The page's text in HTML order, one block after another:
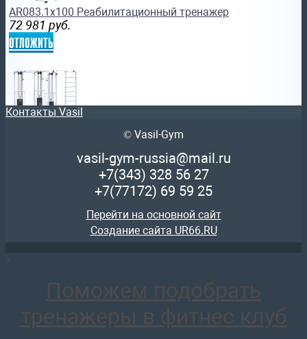
AR083.1х100 Реабилитационный тренажер
72 981 руб.
отложить
AR087.3х2400 Биотонус-3+шведская стенка (стек 3х75кг)
отложить
Контакты Vasil
© Vasil-Gym
vasil-gym-russia@mail.ru
+7(343) 328 56 27
+7(77172) 69 59 25
Перейти на основной сайт
Создание сайта UR66.RU
×
Поможем подобрать
тренажеры в фитнес клуб